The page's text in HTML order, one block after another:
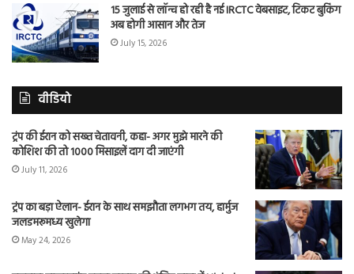
15 जुलाई से लॉन्च हो रही है नई IRCTC वेबसाइट, टिकट बुकिंग
अब होगी आसान और तेज
July 15, 2026
वीडियो
ट्रंप की ईरान को सख्त चेतावनी, कहा- अगर मुझे मारने की
कोशिश की तो 1000 मिसाइलें दाग दी जाएंगी
July 11, 2026
ट्रंप का बड़ा ऐलान- ईरान के साथ समझौता लगभग तय, हार्मुज
जलडमरूमध्य खुलेगा
May 24, 2026